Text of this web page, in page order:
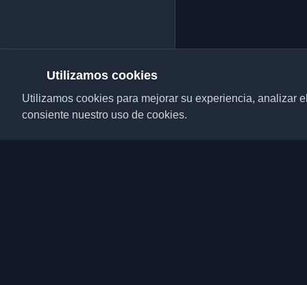
Utilizamos cookies
Utilizamos cookies para mejorar su experiencia, analizar
consiente nuestro uso de cookies.